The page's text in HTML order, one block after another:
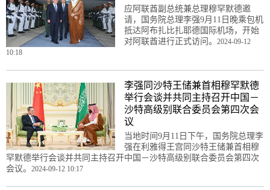
应阿联酋副总统兼总理穆罕默德邀
请，国务院总理李强9月11日晚乘包机
抵达阿布扎比扎耶德国际机场，开始
对阿联酋进行正式访问。 2024-09-12
10:18
李强同沙特王储兼首相穆罕默德
举行会谈并共同主持召开中国－
沙特高级别联合委员会第四次会
议
当地时间9月11日下午，国务院总理李
强在利雅得王宫同沙特王储兼首相穆
罕默德举行会谈并共同主持召开中国－沙特高级别联合委员会第四次
会议。 2024-09-12 10:17